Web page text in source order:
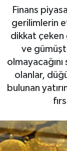
Finans
gerilimlerin
dikkat çeken
ve
olanlar,
bulunan
Kim
Resmi
Sağlık
Siyaset
Spor
Teknoloji
Haber